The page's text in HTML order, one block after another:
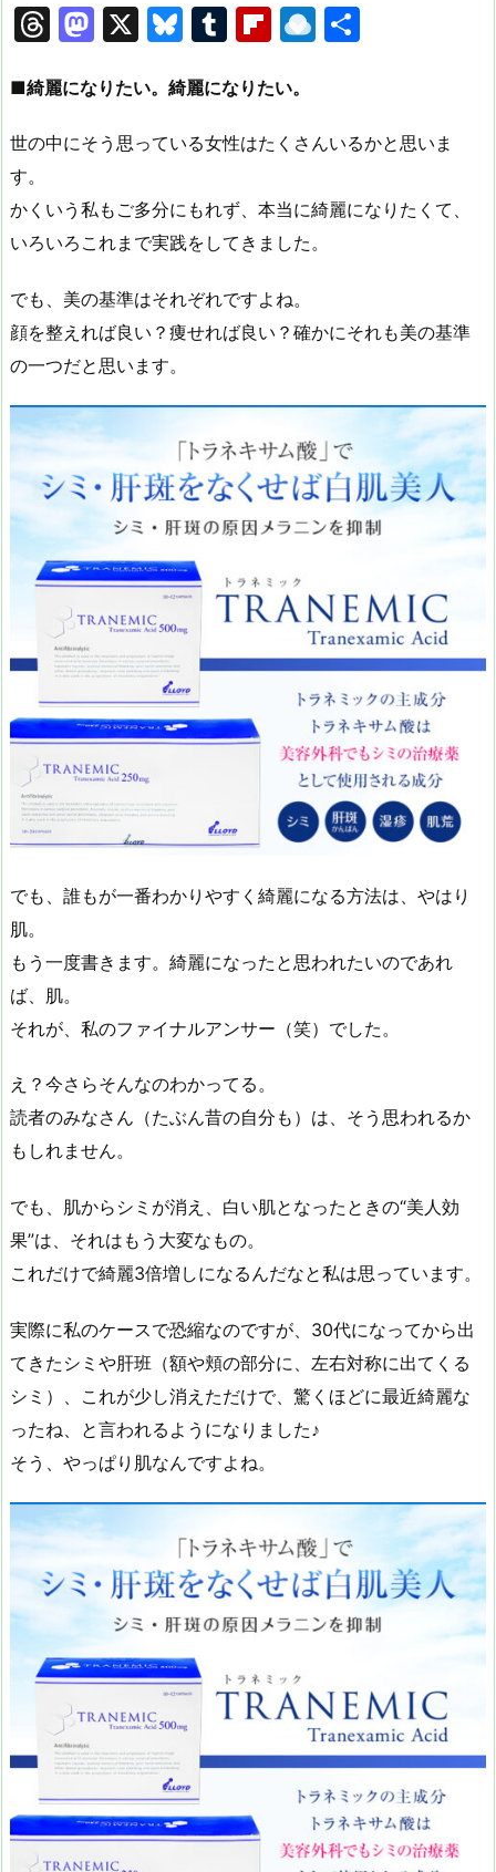
T
e
a
d
s
M
st
o
d
o
n
X
Bl
e
s
k
y
T
m
bl
r
Fl
b
o
ar
d
R
dr
o
p.
io
■綺麗になりたい。綺麗になりたい。
世の中にそう思っている女性はたくさんいるかと思いま
す。
かくいう私もご多分にもれず、本当に綺麗になりたくて、
いろいろこれまで実践をしてきました。
でも、美の基準はそれぞれですよね。
顔を整えれば良い？痩せれば良い？確かにそれも美の基準
の一つだと思います。
でも、誰もが一番わかりやすく綺麗になる方法は、やはり
肌。
もう一度書きます。綺麗になったと思われたいのであれ
ば、肌。
それが、私のファイナルアンサー（笑）でした。
え？今さらそんなのわかってる。
読者のみなさん（たぶん昔の自分も）は、そう思われるか
もしれません。
でも、肌からシミが消え、白い肌となったときの“美人効
果”は、それはもう大変なもの。
これだけで綺麗3倍増しになるんだなと私は思っています。
実際に私のケースで恐縮なのですが、30代になってから出
てきたシミや肝班（額や頬の部分に、左右対称に出てくる
シミ）、これが少し消えただけで、驚くほどに最近綺麗な
ったね、と言われるようになりました♪
そう、やっぱり肌なんですよね。